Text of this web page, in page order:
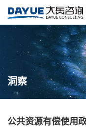
洞察
公共资源有偿使用